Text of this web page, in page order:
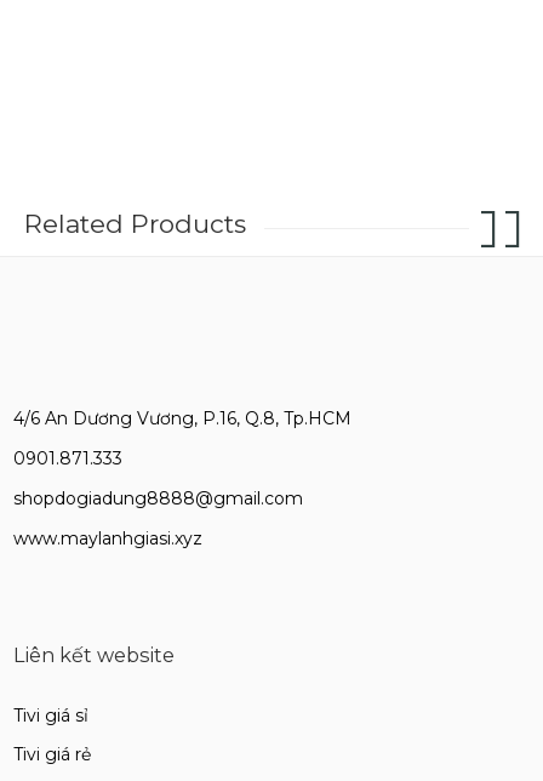
Related Products
4/6 An Dương Vương, P.16, Q.8, Tp.HCM
0901.871.333
shopdogiadung8888@gmail.com
www.maylanhgiasi.xyz
Liên kết website
Tivi giá sỉ
Tivi giá rẻ